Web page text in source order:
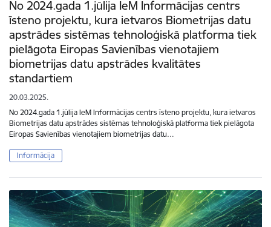
No 2024.gada 1.jūlija IeM Informācijas centrs
īsteno projektu, kura ietvaros Biometrijas datu
apstrādes sistēmas tehnoloģiskā platforma tiek
pielāgota Eiropas Savienības vienotajiem
biometrijas datu apstrādes kvalitātes
standartiem
20.03.2025.
No 2024.gada 1.jūlija IeM Informācijas centrs īsteno projektu, kura ietvaros
Biometrijas datu apstrādes sistēmas tehnoloģiskā platforma tiek pielāgota
Eiropas Savienības vienotajiem biometrijas datu…
Informācija